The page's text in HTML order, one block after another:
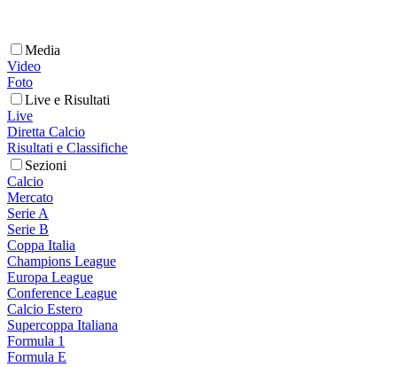
Media
Video
Foto
Live e Risultati
Live
Diretta Calcio
Risultati e Classifiche
Sezioni
Calcio
Mercato
Serie A
Serie B
Coppa Italia
Champions League
Europa League
Conference League
Calcio Estero
Supercoppa Italiana
Formula 1
Formula E